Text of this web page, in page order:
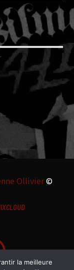
Ollivier©
la meilleure